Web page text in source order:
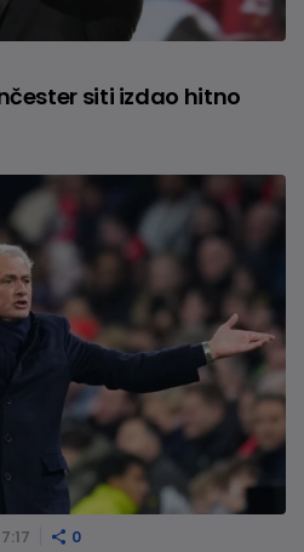
siti izdao hitno
0